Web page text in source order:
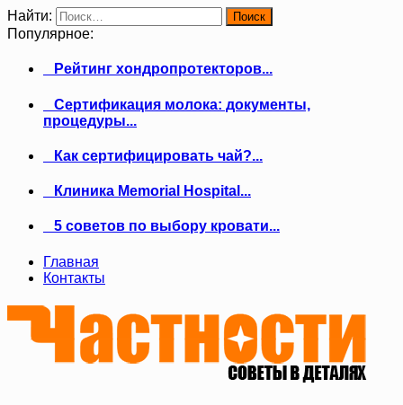
Найти:
Популярное:
Рейтинг хондропротекторов...
Сертификация молока: документы,
процедуры...
Как сертифицировать чай?...
Клиника Memorial Hospital...
5 советов по выбору кровати...
Главная
Контакты